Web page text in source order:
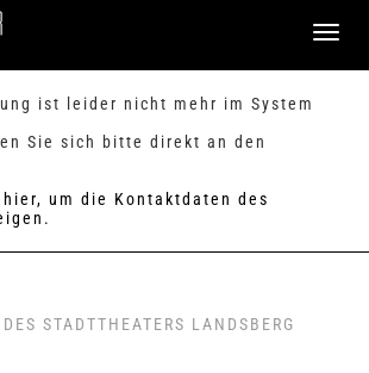
ist leider nicht mehr im System
Sie sich bitte direkt an den
um die Kontaktdaten des
DES STADTTHEATERS LANDSBERG